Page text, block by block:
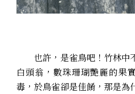
也許，是雀鳥吧！竹林中
白頭翁，數珠珊瑚艷麗的果
毒，於鳥雀卻是佳餚，那是為